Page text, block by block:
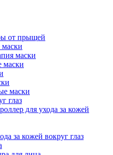
от прыщей
маски
маски
маски
глаз
для ухода за кожей
за кожей вокруг глаз